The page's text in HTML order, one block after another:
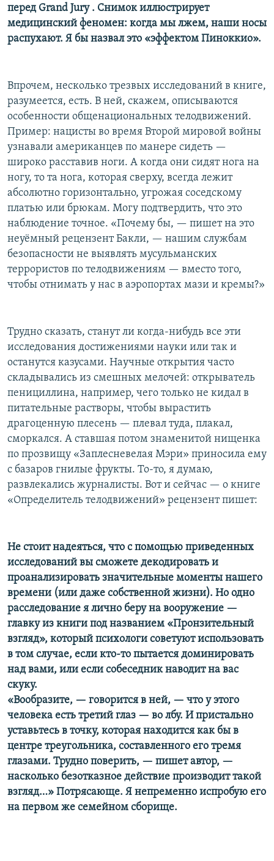
перед Grand Jury . Снимок иллюстрирует
медицинский феномен: когда мы лжем, наши носы
распухают. Я бы назвал это «эффектом Пиноккио».
Впрочем, несколько трезвых исследований в книге,
разумеется, есть. В ней, скажем, описываются
особенности общенациональных телодвижений.
Пример: нацисты во время Второй мировой войны
узнавали американцев по манере сидеть —
широко расставив ноги. А когда они сидят нога на
ногу, то та нога, которая сверху, всегда лежит
абсолютно горизонтально, угрожая соседскому
платью или брюкам. Могу подтвердить, что это
наблюдение точное. «Почему бы, — пишет на это
неуёмный рецензент Бакли, — нашим службам
безопасности не выявлять мусульманских
террористов по телодвижениям — вместо того,
чтобы отнимать у нас в аэропортах мази и кремы?»
Трудно сказать, станут ли когда-нибудь все эти
исследования достижениями науки или так и
останутся казусами. Научные открытия часто
складывались из смешных мелочей: открыватель
пенициллина, например, чего только не кидал в
питательные растворы, чтобы вырастить
драгоценную плесень — плевал туда, плакал,
сморкался. А ставшая потом знаменитой нищенка
по прозвищу «Заплесневелая Мэри» приносила ему
с базаров гнилые фрукты. То-то, я думаю,
развлекались журналисты. Вот и сейчас — о книге
«Определитель телодвижений» рецензент пишет:
Не стоит надеяться, что с помощью приведенных
исследований вы сможете декодировать и
проанализировать значительные моменты нашего
времени (или даже собственной жизни). Но одно
расследование я лично беру на вооружение —
главку из книги под названием «Пронзительный
взгляд», который психологи советуют использовать
в том случае, если кто-то пытается доминировать
над вами, или если собеседник наводит на вас
скуку.
«Вообразите, — говорится в ней, — что у этого
человека есть третий глаз — во лбу. И пристально
уставьтесь в точку, которая находится как бы в
центре треугольника, составленного его тремя
глазами. Трудно поверить, — пишет автор, —
насколько безотказное действие производит такой
взгляд…» Потрясающе. Я непременно испробую его
на первом же семейном сборище.